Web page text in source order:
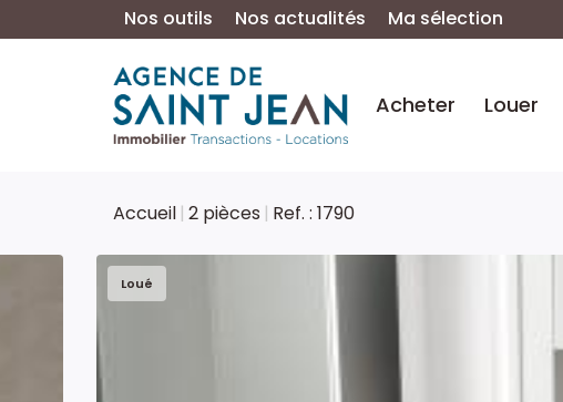
Nos outils Nos actualités Ma sélection
Acheter Louer
Accueil 2 pièces Ref. : 1790
Loué